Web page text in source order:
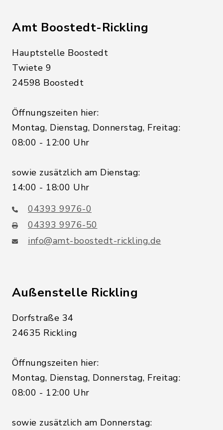
Amt Boostedt-Rickling
Hauptstelle Boostedt
Twiete 9
24598 Boostedt
Öffnungszeiten hier:
Montag, Dienstag, Donnerstag, Freitag:
08:00 - 12:00 Uhr
sowie zusätzlich am Dienstag:
14:00 - 18:00 Uhr
04393 9976-0
04393 9976-50
info@amt-boostedt-rickling.de
Außenstelle Rickling
Dorfstraße 34
24635 Rickling
Öffnungszeiten hier:
Montag, Dienstag, Donnerstag, Freitag:
08:00 - 12:00 Uhr
sowie zusätzlich am Donnerstag: